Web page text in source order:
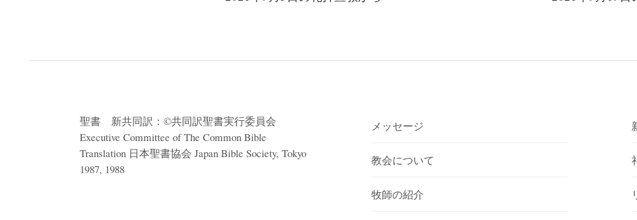
シ
ョ
ン
聖書 新共同訳：©共同訳聖書実行委員会
Executive Committee of The Common Bible
Translation 日本聖書協会 Japan Bible Society, Tokyo
1987, 1988
メッセージ
教会について
牧師の紹介